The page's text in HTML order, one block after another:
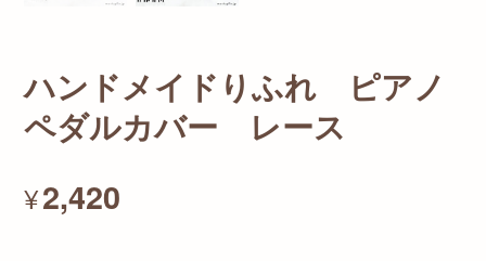
ハンドメイドりふれ ピアノ
ペダルカバー レース
¥2,420